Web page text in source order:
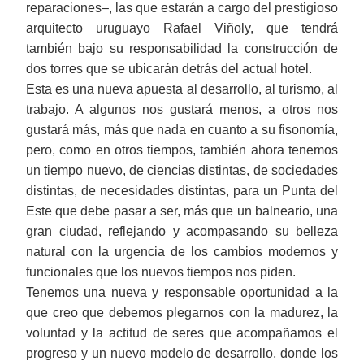
reparaciones‒, las que estarán a cargo del prestigioso
arquitecto uruguayo Rafael Viñoly, que tendrá
también bajo su responsabilidad la construcción de
dos torres que se ubicarán detrás del actual hotel.
Esta es una nueva apuesta al desarrollo, al turismo, al
trabajo. A algunos nos gustará menos, a otros nos
gustará más, más que nada en cuanto a su fisonomía,
pero, como en otros tiempos, también ahora tenemos
un tiempo nuevo, de ciencias distintas, de sociedades
distintas, de necesidades distintas, para un Punta del
Este que debe pasar a ser, más que un balneario, una
gran ciudad, reflejando y acompasando su belleza
natural con la urgencia de los cambios modernos y
funcionales que los nuevos tiempos nos piden.
Tenemos una nueva y responsable oportunidad a la
que creo que debemos plegarnos con la madurez, la
voluntad y la actitud de seres que acompañamos el
progreso y un nuevo modelo de desarrollo, donde los